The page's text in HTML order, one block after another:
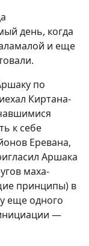
день, когда
и еще
по
Киртана-
к себе
Еревана,
Аршака
маха-
принципы) в
еще одного
—